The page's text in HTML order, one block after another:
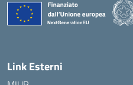
Link Esterni